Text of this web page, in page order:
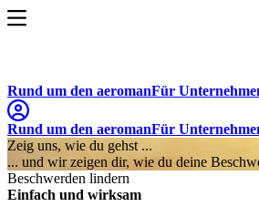
Rund um den aeromanFür
Rund um den aeromanFür
Zeig uns, wie du gehst ...
... und wir zeigen dir, wie du deine
Beschwerden lindern
Einfach und wirksam